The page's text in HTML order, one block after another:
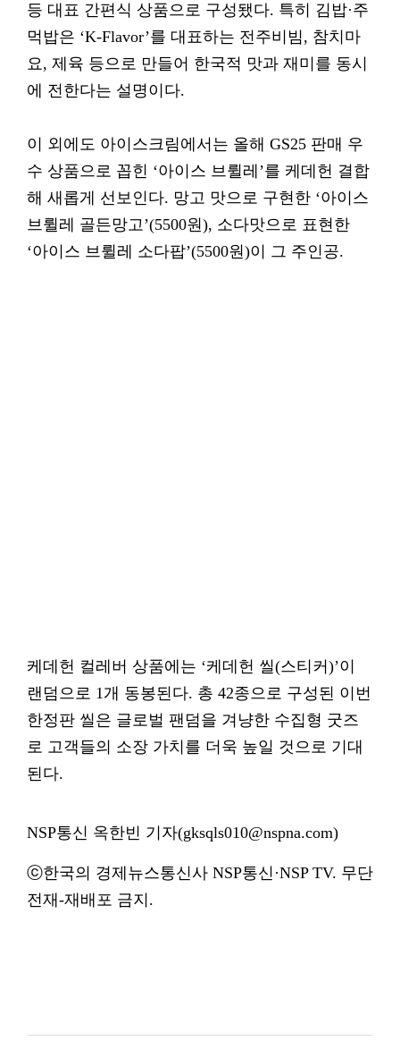
등 대표 간편식 상품으로 구성됐다. 특히 김밥·주
먹밥은 ‘K-Flavor’를 대표하는 전주비빔, 참치마
요, 제육 등으로 만들어 한국적 맛과 재미를 동시
에 전한다는 설명이다.
이 외에도 아이스크림에서는 올해 GS25 판매 우
수 상품으로 꼽힌 ‘아이스 브륄레’를 케데헌 결합
해 새롭게 선보인다. 망고 맛으로 구현한 ‘아이스
브륄레 골든망고’(5500원), 소다맛으로 표현한
‘아이스 브륄레 소다팝’(5500원)이 그 주인공.
케데헌 컬레버 상품에는 ‘케데헌 씰(스티커)’이
랜덤으로 1개 동봉된다. 총 42종으로 구성된 이번
한정판 씰은 글로벌 팬덤을 겨냥한 수집형 굿즈
로 고객들의 소장 가치를 더욱 높일 것으로 기대
된다.
NSP통신 옥한빈 기자(gksqls010@nspna.com)
ⓒ한국의 경제뉴스통신사 NSP통신·NSP TV. 무단
전재-재배포 금지.